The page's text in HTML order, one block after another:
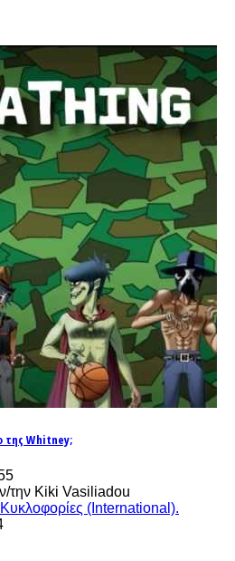
της Whitney;
την Kiki Vasiliadou
(International).